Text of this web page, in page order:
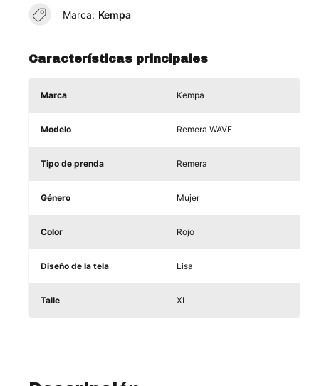
Marca: Kempa
Características principales
Marca Kempa
Modelo Remera WAVE
Tipo de prenda Remera
Género Mujer
Color Rojo
Diseño de la tela Lisa
Talle XL